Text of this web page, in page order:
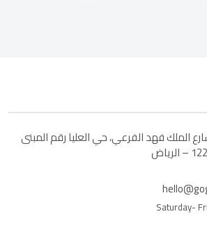
الملك فهد الفرعي، حي العليا رقم المبنى
Saturday-